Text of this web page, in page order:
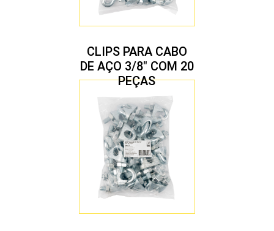
CLIPS PARA CABO
DE AÇO 3/8″ COM 20
PEÇAS